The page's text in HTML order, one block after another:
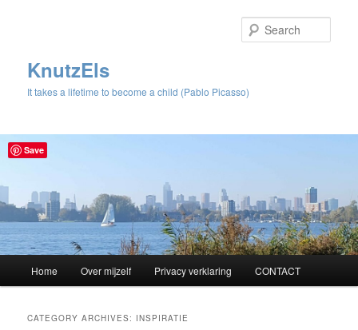
KnutzEls
It takes a lifetime to become a child (Pablo Picasso)
Skip
Skip
Home Over mijzelf Privacy verklaring CONTACT
CATEGORY ARCHIVES: INSPIRATIE
Save